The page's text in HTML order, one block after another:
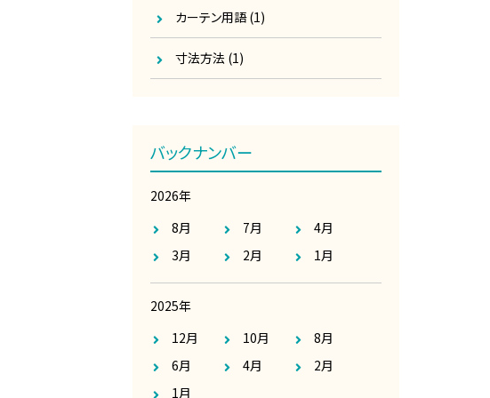
寸法方法 (1)
カーテン用語(1)
バックナンバー
2026年
8月
7月
4月
3月
2月 1月
2025年
12月
10月
8月
6月
4月
2月
1月